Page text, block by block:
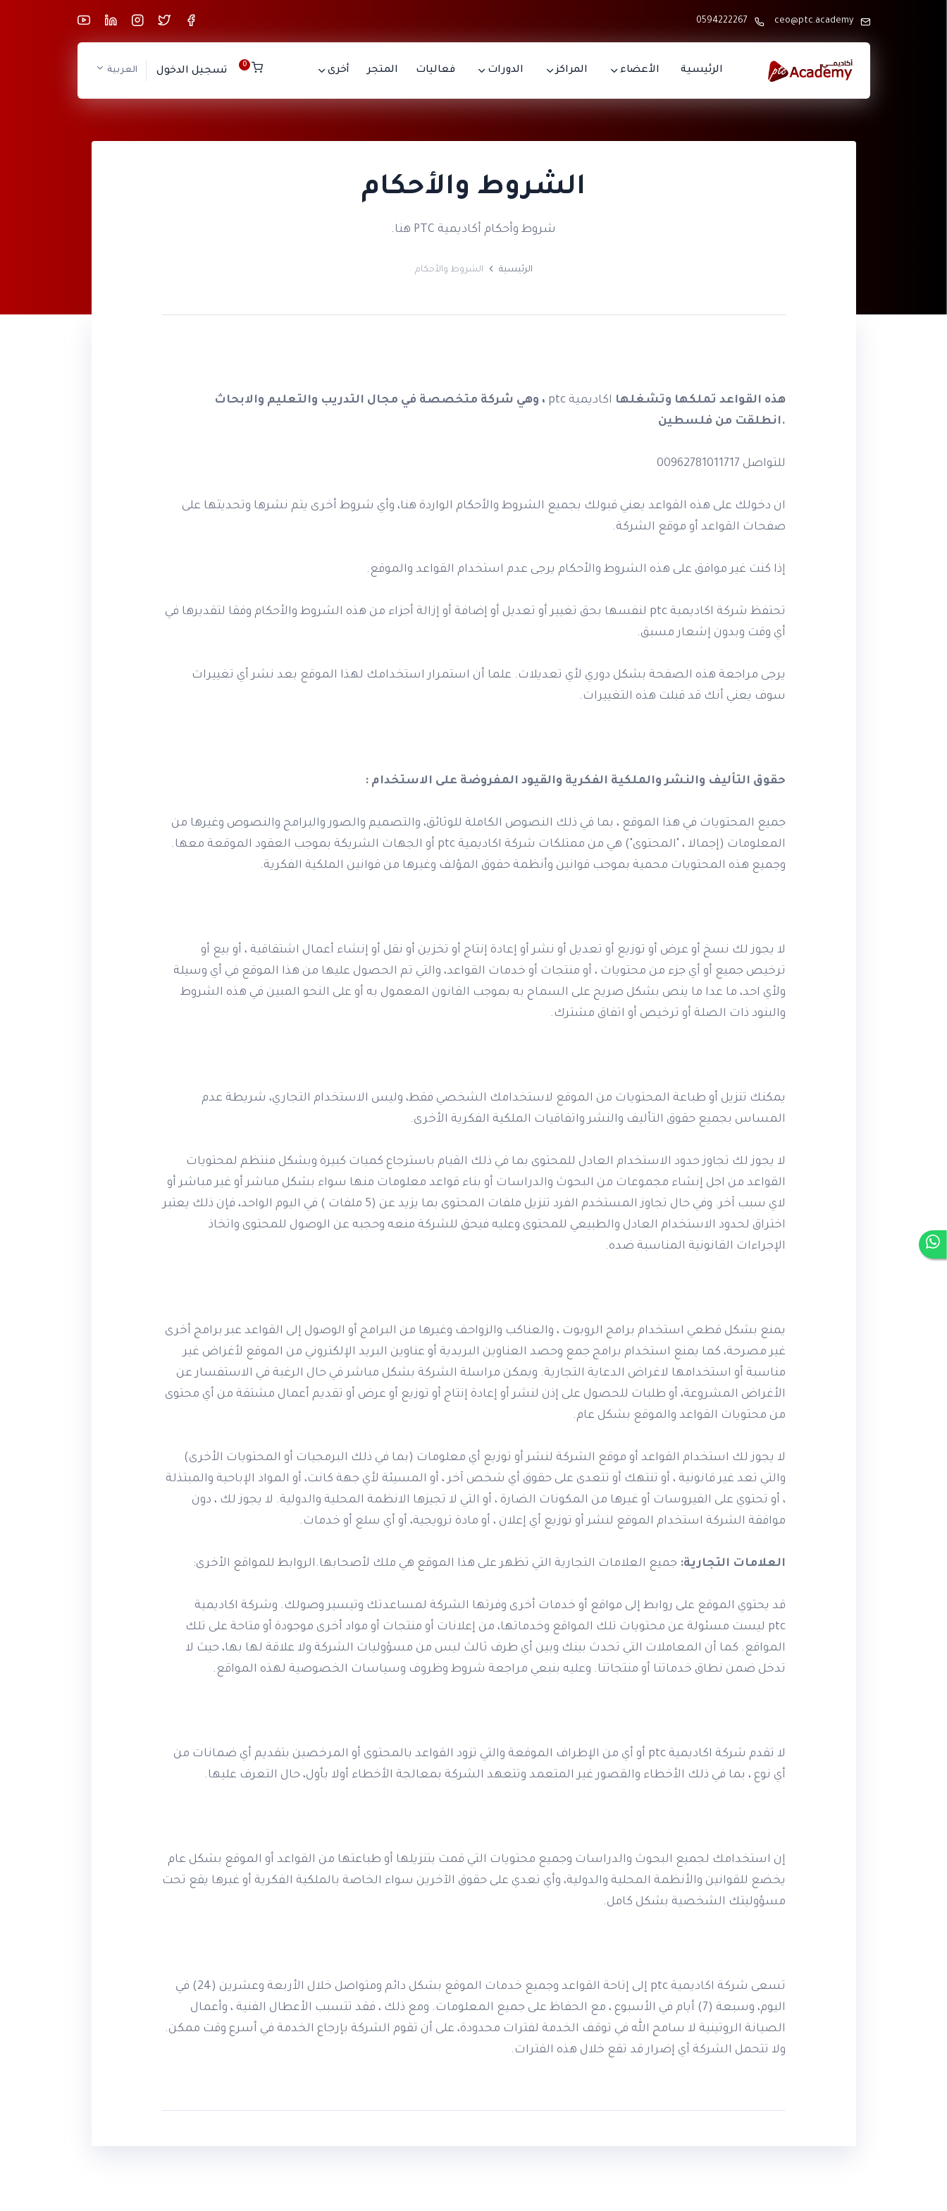
ceo@ptc.academy
0594222267
الرئيسية الأعضاء المراكز الدورات فعاليات المتجر أخرى 0
تسجيل الدخول العربية
الشروط والأحكام
شروط وأحكام أكاديمية PTC هنا.
الرئيسية الشروط والأحكام
هذه القواعد تملكها وتشغلها اكاديمية ptc
، وهي شركة متخصصة في مجال التدريب والتعليم والابحاث
.انطلقت من فلسطين
للتواصل 00962781011717
ان دخولك على هذه القواعد يعني قبولك بجميع الشروط والأحكام الواردة هنا، وأي شروط أخرى يتم نشرها وتحديثها على
صفحات القواعد أو موقع الشركة.
إذا كنت غير موافق على هذه الشروط والأحكام يرجى عدم استخدام القواعد والموقع.
تحتفظ شركة اكاديمية ptc لنفسها بحق تغيير أو تعديل أو إضافة أو إزالة أجزاء من هذه الشروط والأحكام وفقا لتقديرها في
أي وقت وبدون إشعار مسبق.
يرجى مراجعة هذه الصفحة بشكل دوري لأي تعديلات. علما أن استمرار استخدامك لهذا الموقع بعد نشر أي تغييرات
سوف يعني أنك قد قبلت هذه التغييرات.
حقوق التأليف والنشر والملكية الفكرية والقيود المفروضة على الاستخدام :
جميع المحتويات في هذا الموقع ، بما في ذلك النصوص الكاملة للوثائق، والتصميم والصور والبرامج والنصوص وغيرها من
المعلومات (إجمالا ، "المحتوى") هي من ممتلكات شركة اكاديمية ptc أو الجهات الشريكة بموجب العقود الموقعة معها.
وجميع هذه المحتويات محمية بموجب قوانين وأنظمة حقوق المؤلف وغيرها من قوانين الملكية الفكرية.
لا يجوز لك نسخ أو عرض أو توزيع أو تعديل أو نشر أو إعادة إنتاج أو تخزين أو نقل أو إنشاء أعمال اشتقاقية ، أو بيع أو
ترخيص جميع أو أي جزء من محتويات ، أو منتجات أو خدمات القواعد، والتي تم الحصول عليها من هذا الموقع في أي وسيلة
ولأي احد، ما عدا ما ينص بشكل صريح على السماح به بموجب القانون المعمول به أو على النحو المبين في هذه الشروط
والبنود ذات الصلة أو ترخيص أو اتفاق مشترك.
يمكنك تنزيل أو طباعة المحتويات من الموقع لاستخدامك الشخصي فقط، وليس الاستخدام التجاري، شريطة عدم
المساس بجميع حقوق التأليف والنشر واتفاقيات الملكية الفكرية الأخرى.
لا يجوز لك تجاوز حدود الاستخدام العادل للمحتوى بما في ذلك القيام باسترجاع كميات كبيرة وبشكل منتظم لمحتويات
القواعد من اجل إنشاء مجموعات من البحوث والدراسات أو بناء قواعد معلومات منها سواء بشكل مباشر أو غير مباشر أو
لاي سبب آخر. وفي حال تجاوز المستخدم الفرد تنزيل ملفات المحتوى بما يزيد عن (5 ملفات ) في اليوم الواحد، فإن ذلك يعتبر
اختراق لحدود الاستخدام العادل والطبيعي للمحتوى وعليه فيحق للشركة منعه وحجبه عن الوصول للمحتوى واتخاذ
الإجراءات القانونية المناسبة ضده.
يمنع بشكل قطعي استخدام برامج الروبوت ، والعناكب والزواحف وغيرها من البرامج أو الوصول إلى القواعد عبر برامج أخرى
غير مصرحة، كما يمنع استخدام برامج جمع وحصد العناوين البريدية أو عناوين البريد الإلكتروني من الموقع لأغراض غير
مناسبة أو استخدامها لاغراض الدعاية التجارية. ويمكن مراسلة الشركة بشكل مباشر في حال الرغبة في الاستفسار عن
الأغراض المشروعة، أو طلبات للحصول على إذن لنشر أو إعادة إنتاج أو توزيع أو عرض أو تقديم أعمال مشتقة من أي محتوى
من محتويات القواعد والموقع بشكل عام.
لا يجوز لك استخدام القواعد أو موقع الشركة لنشر أو توزيع أي معلومات (بما في ذلك البرمجيات أو المحتويات الأخرى)
والتي تعد غير قانونية ، أو تنتهك أو تتعدى على حقوق أي شخص آخر ، أو المسيئة لأي جهة كانت، أو المواد الإباحية والمبتذلة
، أو تحتوي على الفيروسات أو غيرها من المكونات الضارة ، أو التي لا تجيزها الانظمة المحلية والدولية. لا يجوز لك ، دون
موافقة الشركة استخدام الموقع لنشر أو توزيع أي إعلان ، أو مادة ترويجية، أو أي سلع أو خدمات.
العلامات التجارية:جميع العلامات التجارية التي تظهر على هذا الموقع هي ملك لأصحابها.الروابط للمواقع الأخرى:
قد يحتوي الموقع على روابط إلى مواقع أو خدمات أخرى وفرتها الشركة لمساعدتك وتيسير وصولك. وشركة اكاديمية
ptc ليست مسئولة عن محتويات تلك المواقع وخدماتها، من إعلانات أو منتجات أو مواد أخرى موجودة أو متاحة على تلك
المواقع. كما أن المعاملات التي تحدث بينك وبين أي طرف ثالث ليس من مسؤوليات الشركة ولا علاقة لها بها، حيث لا
تدخل ضمن نطاق خدماتنا أو منتجاتنا. وعليه بنبعي مراجعة شروط وظروف وسياسات الخصوصية لهذه المواقع.
لا تقدم شركة اكاديمية ptc أو أي من الإطراف الموقعة والتي تزود القواعد بالمحتوى أو المرخصين بتقديم أي ضمانات من
أي نوع ، بما في ذلك الأخطاء والقصور غير المتعمد وتتعهد الشركة بمعالجة الأخطاء أولا بأول، حال التعرف عليها.
إن استخدامك لجميع البحوث والدراسات وجميع محتويات التي قمت بتنزيلها أو طباعتها من القواعد أو الموقع بشكل عام
يخضع للقوانين والأنظمة المحلية والدولية، وأي تعدي على حقوق الآخرين سواء الخاصة بالملكية الفكرية أو غيرها يقع تحت
مسؤوليتك الشخصية بشكل كامل.
تسعى شركة اكاديمية ptc إلى إتاحة القواعد وجميع خدمات الموقع بشكل دائم ومتواصل خلال الأربعة وعشرين (24) في
اليوم، وسبعة (7) أيام في الأسبوع ، مع الحفاظ على جميع المعلومات. ومع ذلك ، فقد تتسبب الأعطال الفنية ، وأعمال
الصيانة الروتينية لا سامح الله في توقف الخدمة لفترات محدودة، على أن تقوم الشركة بإرجاع الخدمة في أسرع وقت ممكن.
ولا تتحمل الشركة أي إضرار قد تقع خلال هذه الفترات.